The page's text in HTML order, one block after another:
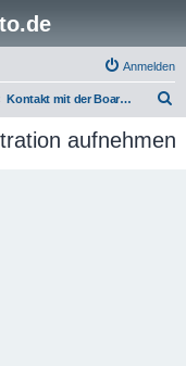
Anmelden
Kontakt mit der Board-Administration aufnehmen
c
aufnehmen